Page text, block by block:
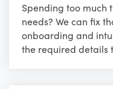
Spending too much
needs? We can fix
onboarding and
the required details